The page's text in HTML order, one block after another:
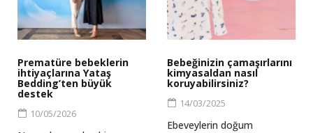
Prematüre bebeklerin
ihtiyaçlarına Yataş
Bedding’ten büyük
destek
10/05/2026
Bebeğinizin çamaşırlarını
kimyasaldan nasıl
koruyabilirsiniz?
14/03/2025
Ebeveylerin doğum